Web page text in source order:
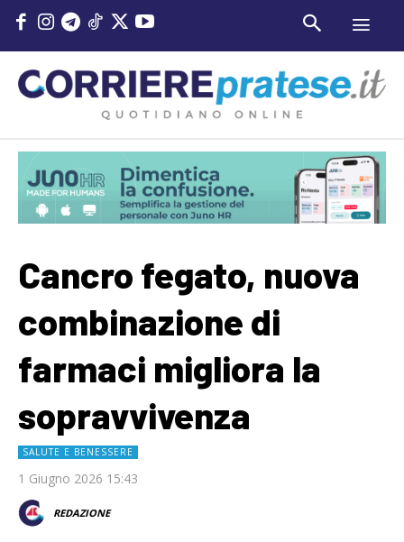
Cancro fegato, nuova
combinazione di
farmaci migliora la
sopravvivenza
SALUTE E BENESSERE
1 Giugno 2026 15:43
REDAZIONE